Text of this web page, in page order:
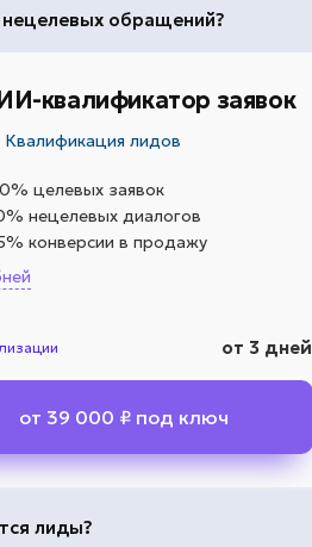
обращений?
квалификатор заявок
Квалификация лидов
целевых заявок
нецелевых диалогов
конверсии в продажу
от 3 дней
от 39 000 ₽ под ключ
лиды?